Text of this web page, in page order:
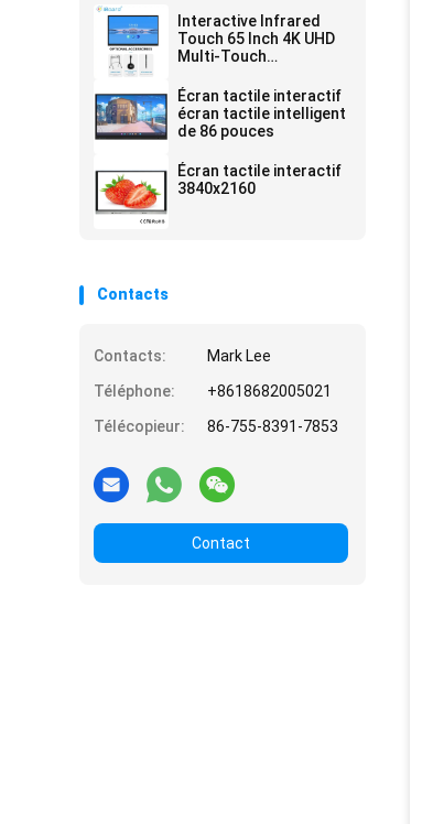
Interactive Infrared
Touch 65 Inch 4K UHD
Multi-Touch
Screen Monitor with AI
Function Android 14
4+32G or 8+128G
Écran tactile interactif
écran tactile intelligent
de 86 pouces
Écran tactile interactif
3840x2160
Contacts
Contacts:
Mark Lee
Téléphone:
+8618682005021
Télécopieur:
86-755-8391-7853
Contact